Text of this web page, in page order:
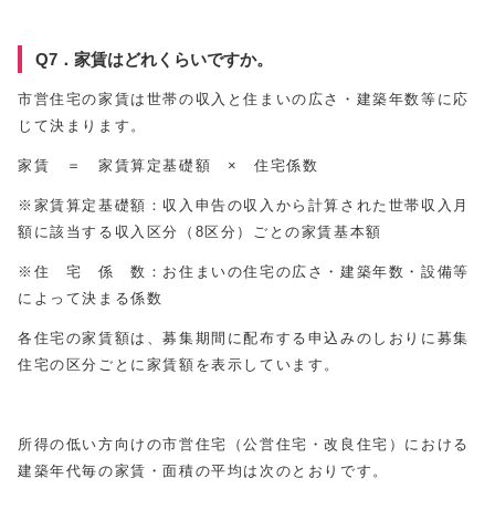
Q7．家賃はどれくらいですか。
市営住宅の家賃は世帯の収入と住まいの広さ・建築年数等に応
じて決まります。
家賃 ＝ 家賃算定基礎額 × 住宅係数
※家賃算定基礎額：収入申告の収入から計算された世帯収入月
額に該当する収入区分（8区分）ごとの家賃基本額
※住 宅 係 数：お住まいの住宅の広さ・建築年数・設備等
によって決まる係数
各住宅の家賃額は、募集期間に配布する申込みのしおりに募集
住宅の区分ごとに家賃額を表示しています。
所得の低い方向けの市営住宅（公営住宅・改良住宅）における
建築年代毎の家賃・面積の平均は次のとおりです。